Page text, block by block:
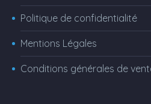
Politique de confidentialité
Mentions Légales
Conditions générales de